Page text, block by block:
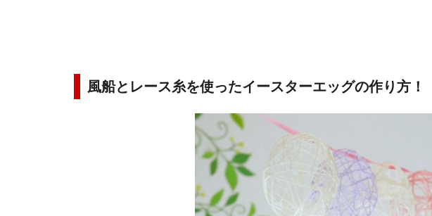
風船とレース糸を使ったイースターエッグの作り方！